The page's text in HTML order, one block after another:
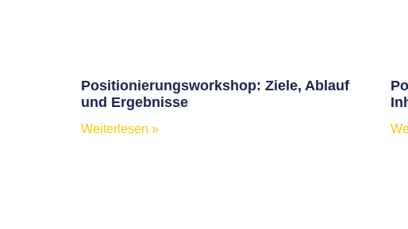
Positionierungsworkshop: Ziele, Ablauf
und Ergebnisse
Weiterlesen »